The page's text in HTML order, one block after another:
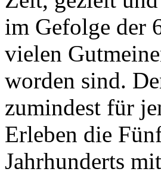
im Gefolge der
vielen
worden sind.
zumindest für
Erleben die
Jahrhunderts